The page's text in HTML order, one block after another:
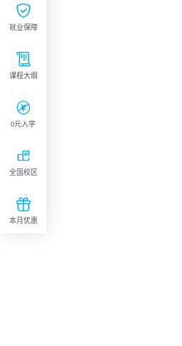

就业保障

课程大纲

0元入学

全国校区

本月优惠